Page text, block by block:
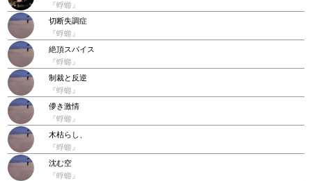
『蜉蝣』
切断失調症
『蜉蝣』
絶頂スパイス
『蜉蝣』
制裁と反逆
『蜉蝣』
儚き激情
『蜉蝣』
木枯らし、
『蜉蝣』
沈む空
『蜉蝣』